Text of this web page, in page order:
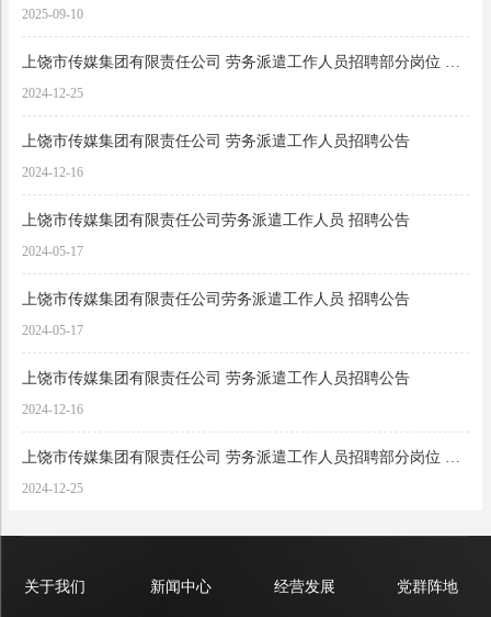
2025-09-10
上饶市传媒集团有限责任公司 劳务派遣工作人员招聘部分岗位 取消招考公告
2024-12-25
上饶市传媒集团有限责任公司 劳务派遣工作人员招聘公告
2024-12-16
上饶市传媒集团有限责任公司劳务派遣工作人员 招聘公告
2024-05-17
上饶市传媒集团有限责任公司劳务派遣工作人员 招聘公告
2024-05-17
上饶市传媒集团有限责任公司 劳务派遣工作人员招聘公告
2024-12-16
上饶市传媒集团有限责任公司 劳务派遣工作人员招聘部分岗位 取消招考公告
2024-12-25
关于我们 新闻中心 经营发展 党群阵地